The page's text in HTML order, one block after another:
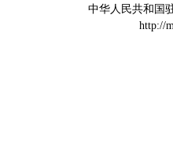
中华人民共和国
http://